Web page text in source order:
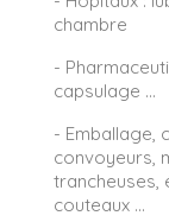
chambre
-
capsulage ...
- Emballage,
convoyeurs,
trancheuses,
couteaux ...